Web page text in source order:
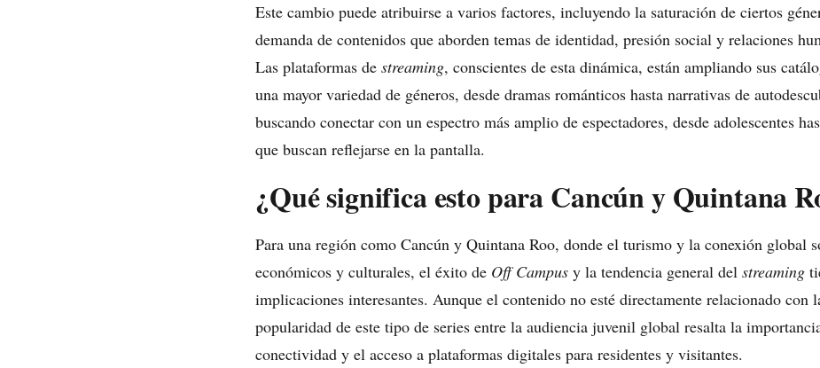
Este cambio puede atribuirse a varios factores, incluyendo la saturación de ciertos
demanda de contenidos que aborden temas de identidad, presión social y relaciones
Las plataformas de streaming, conscientes de esta dinámica, están ampliando sus
una mayor variedad de géneros, desde dramas románticos hasta narrativas de
buscando conectar con un espectro más amplio de espectadores, desde adolescentes
que buscan reflejarse en la pantalla.
¿Qué significa esto para Cancún y Quintana
Para una región como Cancún y Quintana Roo, donde el turismo y la conexión global
económicos y culturales, el éxito de Off Campus y la tendencia general del streaming
implicaciones interesantes. Aunque el contenido no esté directamente relacionado con
popularidad de este tipo de series entre la audiencia juvenil global resalta la
conectividad y el acceso a plataformas digitales para residentes y visitantes.